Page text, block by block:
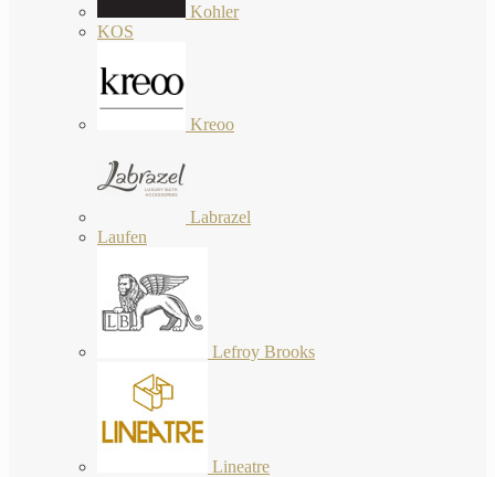
Kohler
KOS
Kreoo
Labrazel
Laufen
Lefroy Brooks
Lineatre